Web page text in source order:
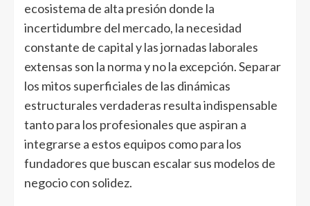
ecosistema de alta presión donde la
incertidumbre del mercado, la necesidad
constante de capital y las jornadas laborales
extensas son la norma y no la excepción. Separar
los mitos superficiales de las dinámicas
estructurales verdaderas resulta indispensable
tanto para los profesionales que aspiran a
integrarse a estos equipos como para los
fundadores que buscan escalar sus modelos de
negocio con solidez.